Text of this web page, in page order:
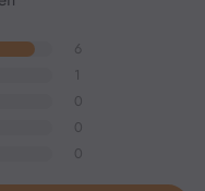
6
1
0
0
0